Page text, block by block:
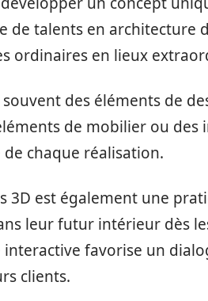
de talents en architecture
ordinaires en lieux
des éléments de
de mobilier ou des
chaque réalisation.
3D est également une
leur futur intérieur dès
favorise un
clients.